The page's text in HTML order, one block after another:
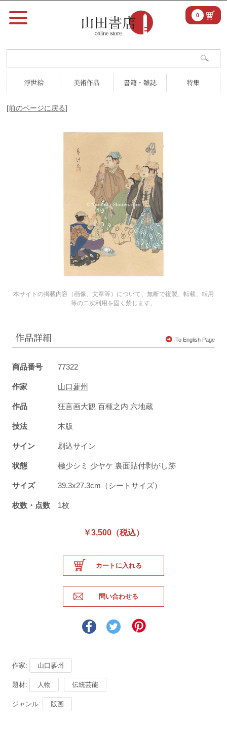
浮世絵 美術作品 書籍・雑誌 特集
0
[前のページに戻る]
本サイトの掲載内容（画像、文章等）について、無断で複製、転載、転用
等の二次利用を固く禁じます。
作品詳細 To English Page
商品番号 77322
作家 山口蓼州
作品 狂言画大観 百種之内 六地蔵
技法 木版
サイン 刷込サイン
状態 極少シミ 少ヤケ 裏面貼付剥がし跡
サイズ 39.3x27.3cm（シートサイズ）
枚数・点数 1枚
￥3,500（税込）
作家: 山口蓼州
題材: 人物 伝統芸能
ジャンル: 版画